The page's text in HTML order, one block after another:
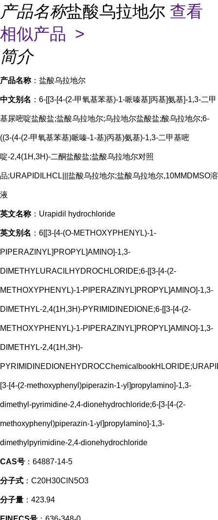
产品名称盐酸乌拉地尔 查看
相似产品 >
简介
产品名称：盐酸乌拉地尔
中文别名 ：6-[[3-[4-(2-甲氧基苯基)-1-哌嗪基]丙基]氨基]-1,3-二甲
基尿嘧啶盐酸盐;盐酸乌拉地尔;乌拉地尔盐酸盐;酸乌拉地尔;6-
((3-(4-(2-甲氧基苯基)哌嗪-1-基)丙基)氨基)-1,3-二甲基嘧
啶-2,4(1H,3H)-二酮盐酸盐;盐酸乌拉地尔对照
品;URAPIDILHCL|||盐酸乌拉地尔;盐酸乌拉地尔,10MMDMSO溶
液
英文名称：Urapidil hydrochloride
英文别名 ：6[[3-[4-(O-METHOXYPHENYL)-1-
PIPERAZINYL]PROPYL]AMINO]-1,3-
DIMETHYLURACILHYDROCHLORIDE;6-[[3-[4-(2-
METHOXYPHENYL)-1-PIPERAZINYL]PROPYL]AMINO]-1,3-
DIMETHYL-2,4(1H,3H)-PYRIMIDINEDIONE;6-[[3-[4-(2-
METHOXYPHENYL)-1-PIPERAZINYL]PROPYL]AMINO]-1,3-
DIMETHYL-2,4(1H,3H)-
[3-[4-(2-methoxyphenyl)piperazin-1-yl]propylamino]-1,3-
dimethyl-pyrimidine-2,4-dionehydrochloride;6-[3-[4-(2-
methoxyphenyl)piperazin-1-yl]propylamino]-1,3-
dimethylpyrimidine-2,4-dionehydrochloride
CAS号 ：64887-14-5
分子式 ：C20H30ClN5O3
分子量 ：423.94